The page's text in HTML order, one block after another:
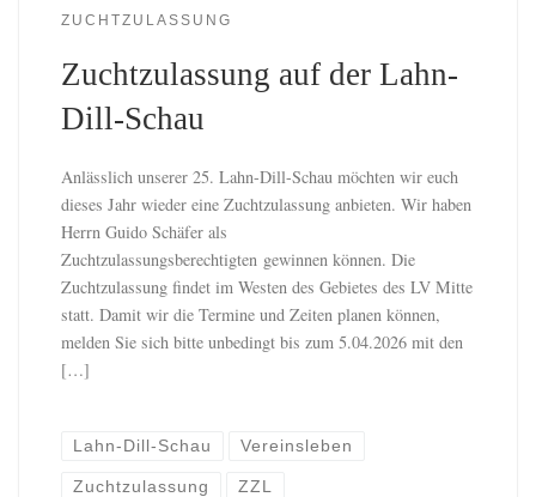
ZUCHTZULASSUNG
Zuchtzulassung auf der Lahn-
Dill-Schau
Anlässlich unserer 25. Lahn-Dill-Schau möchten wir euch
dieses Jahr wieder eine Zuchtzulassung anbieten. Wir haben
Herrn Guido Schäfer als
Zuchtzulassungsberechtigten gewinnen können. Die
Zuchtzulassung findet im Westen des Gebietes des LV Mitte
statt. Damit wir die Termine und Zeiten planen können,
melden Sie sich bitte unbedingt bis zum 5.04.2026 mit den
[…]
Lahn-Dill-Schau Vereinsleben
Zuchtzulassung ZZL